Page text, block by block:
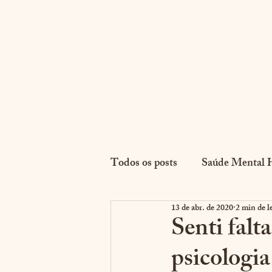
Todos os posts Saúde Mental
Simbolismos e Análises
Senti
13 de abr. de 20202 min de